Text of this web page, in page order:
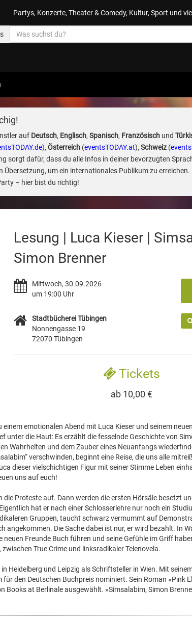
Partys, Konzerte, Theater & Comedy, Kultur, Sport und
auf Deutsch, Englisch, Spanisch, Französischund
), Österreich(eventsTODAY.at), Schweiz(
sorgt dafür, dass du alle Infos in deiner bevorzugten
um ein internationales Publikum zu erreichen.
– hier bist du richtig!
Lesung | Luca Kieser |
Simon Brenner
Mittwoch, 30.09.2026
um 19:00 Uhr
Stadtbücherei Tübingen
Nonnengasse 19
72070 Tübingen
Tickets
ab 10,00 €
emotionalen Abend mit Luca Kieser und seinem
unter die Haut: Es erzählt die fesselnde Geschichte von
Wahrheiten und dem Zauber eines Neuanfangs
verschwinden, beginnt eine Reise, die uns alle
dieser vielschichtigen Figur mit seiner Stimme Leben
uns auf euch!
Proteste auf. Dann werden die ersten Hörsäle besetzt
hat er nach einer Schlosserlehre nur noch ein
Gruppen, taucht schwarz vermummt auf
angekommen. Die Sache dabei ist nur, er wird bezahlt. In
Freunde Buch führen und seine Gefühle im Griff
True Crime und linksradikaler Telenovela.
Heidelberg und Leipzig als Schriftsteller in Wien. Mit
den Deutschen Buchpreis nominiert. Sein Roman »Pink
at Berlinale ausgewählt. »Simsalabim, Simon